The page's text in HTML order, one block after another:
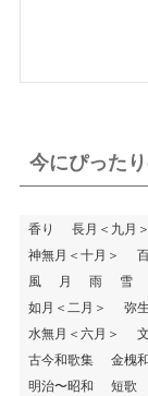
今にぴった
香り 長月＜九月＞
神無月＜十月＞
風
月 雨 雪
如月＜二月＞
弥
水無月＜六月＞
古今和歌集
金槐
明治〜昭和
短歌